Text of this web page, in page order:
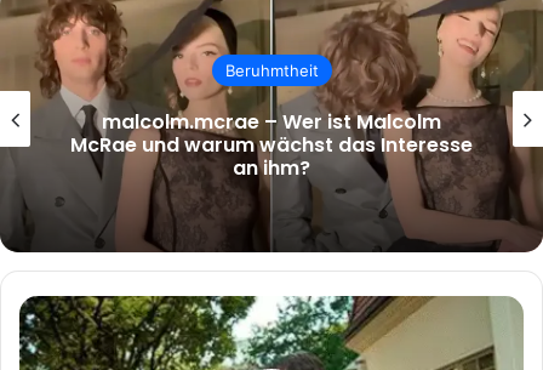
Beruhmtheit
malcolm.mcrae – Wer ist Malcolm
McRae und warum wächst das Interesse
an ihm?
Marlon
Christopher
Martinek